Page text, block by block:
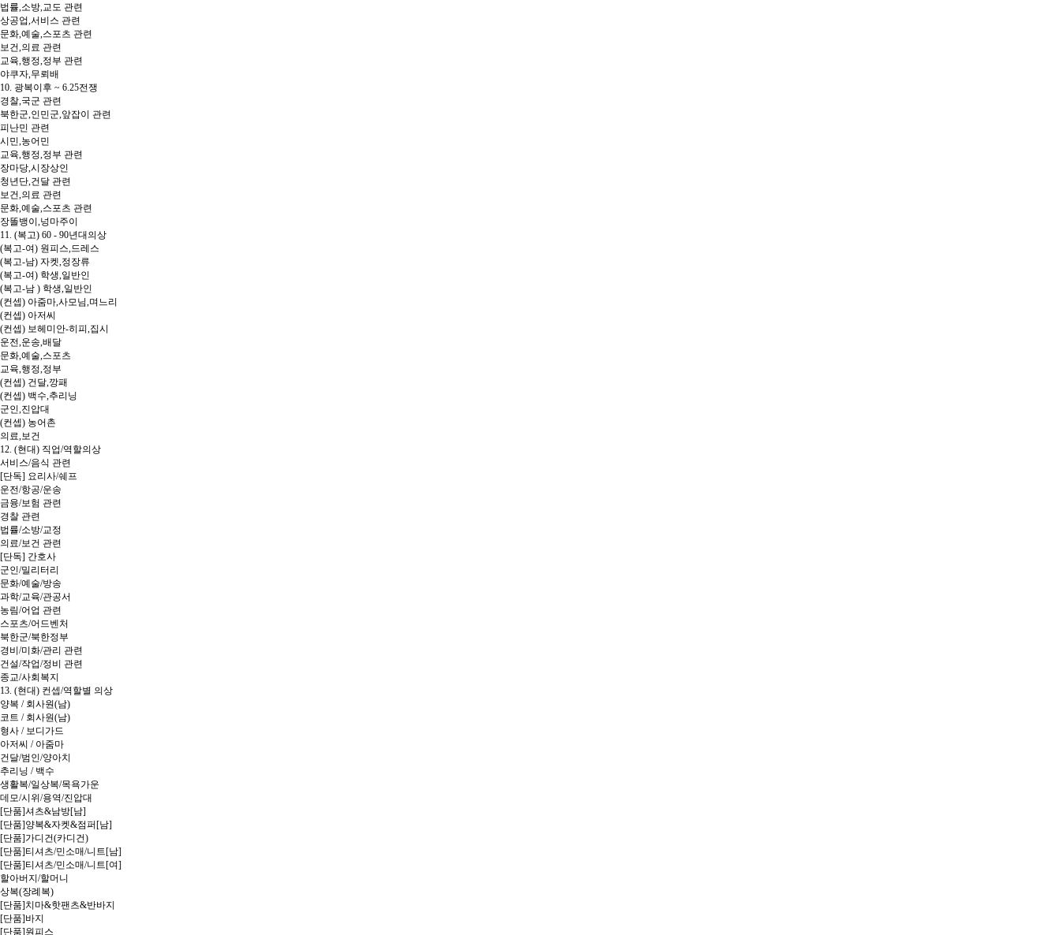
법률,소방,교도 관련
상공업,서비스 관련
문화,예술,스포츠 관련
보건,의료 관련
교육,행정,정부 관련
야쿠자,무뢰배
10. 광복이후 ~ 6.25전쟁
경찰,국군 관련
북한군,인민군,앞잡이 관련
피난민 관련
시민,농어민
교육,행정,정부 관련
장마당,시장상인
청년단,건달 관련
보건,의료 관련
문화,예술,스포츠 관련
장똘뱅이,넝마주이
11. (복고) 60 - 90년대의상
(복고-여) 원피스,드레스
(복고-남) 자켓,정장류
(복고-여) 학생,일반인
(복고-남 ) 학생,일반인
(컨셉) 아줌마,사모님,며느리
(컨셉) 아저씨
(컨셉) 보헤미안-히피,집시
운전,운송,배달
문화,예술,스포츠
교육,행정,정부
(컨셉) 건달,깡패
(컨셉) 백수,추리닝
군인,진압대
(컨셉) 농어촌
의료,보건
12. (현대) 직업/역할의상
서비스/음식 관련
[단독] 요리사/쉐프
운전/항공/운송
금융/보험 관련
경찰 관련
법률/소방/교정
의료/보건 관련
[단독] 간호사
군인/밀리터리
문화/예술/방송
과학/교육/관공서
농림/어업 관련
스포츠/어드벤처
북한군/북한정부
경비/미화/관리 관련
건설/작업/정비 관련
종교/사회복지
13. (현대) 컨셉/역할별 의상
양복 / 회사원(남)
코트 / 회사원(남)
형사 / 보디가드
아저씨 / 아줌마
건달/범인/양아치
추리닝 / 백수
생활복/일상복/목욕가운
데모/시위/용역/진압대
[단품]셔츠&남방[남]
[단품]양복&자켓&점퍼[남]
[단품]가디건(카디건)
[단품]티셔츠/민소매/니트[남]
[단품]티셔츠/민소매/니트[여]
할아버지/할머니
상복(장례복)
[단품]치마&핫팬츠&반바지
[단품]바지
[단품]원피스